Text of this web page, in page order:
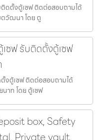
ติดตั้งตู้เซฟ ติดต่อสอบถามได้
ตวัฒนา โดย ตู
ซฟ รับติดตั้งตู้เซฟ
งตู้เซฟ ติดต่อสอบถามได้
าท โดย ตู้เซฟ
box, Safety